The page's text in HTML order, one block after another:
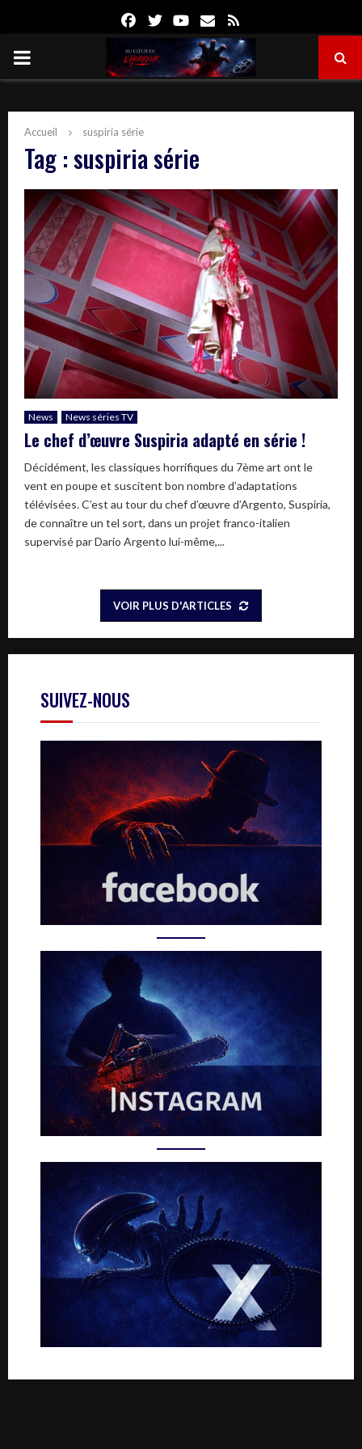
FacebookTwitterYoutube
Email
PRIMARY
Accueil suspiria série
Tag : suspiria série
News News séries TV
Le chef d’œuvre Suspiria adapté en série !
Décidément, les classiques horrifiques du 7ème art ont le
vent en poupe et suscitent bon nombre d’adaptations
télévisées. C’est au tour du chef d’œuvre d’Argento, Suspiria,
de connaître un tel sort, dans un projet franco-italien
supervisé par Dario Argento lui-même,...
VOIR PLUS D'ARTICLES
SUIVEZ-NOUS